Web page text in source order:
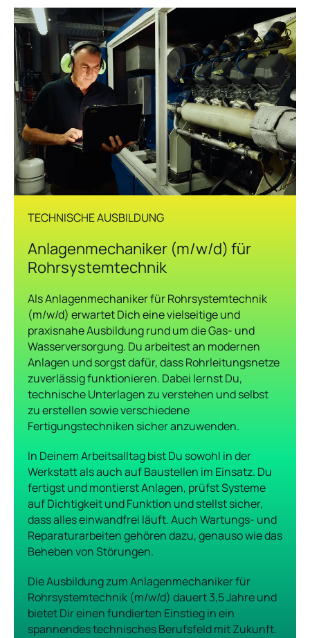
TECHNISCHE AUSBILDUNG
Anlagenmechaniker (m/w/d) für
Rohrsystemtechnik
Als Anlagenmechaniker für Rohrsystemtechnik
(m/w/d) erwartet Dich eine vielseitige und
praxisnahe Ausbildung rund um die Gas- und
Wasserversorgung. Du arbeitest an modernen
Anlagen und sorgst dafür, dass Rohrleitungsnetze
zuverlässig funktionieren. Dabei lernst Du,
technische Unterlagen zu verstehen und selbst
zu erstellen sowie verschiedene
Fertigungstechniken sicher anzuwenden.
In Deinem Arbeitsalltag bist Du sowohl in der
Werkstatt als auch auf Baustellen im Einsatz. Du
fertigst und montierst Anlagen, prüfst Systeme
auf Dichtigkeit und Funktion und stellst sicher,
dass alles einwandfrei läuft. Auch Wartungs- und
Reparaturarbeiten gehören dazu, genauso wie das
Beheben von Störungen.
Die Ausbildung zum Anlagenmechaniker für
Rohrsystemtechnik (m/w/d) dauert 3,5 Jahre und
bietet Dir einen fundierten Einstieg in ein
spannendes technisches Berufsfeld mit Zukunft.